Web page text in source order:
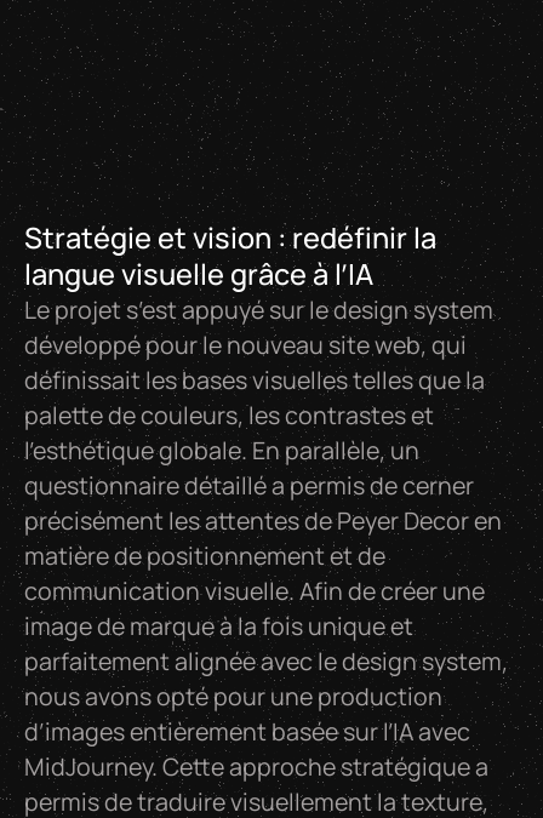
Stratégie et vision : redéfinir la
langue visuelle grâce à l’IA
Le projet s’est appuyé sur le design system
développé pour le nouveau site web, qui
définissait les bases visuelles telles que la
palette de couleurs, les contrastes et
l’esthétique globale. En parallèle, un
questionnaire détaillé a permis de cerner
précisément les attentes de Peyer Decor en
matière de positionnement et de
communication visuelle. Afin de créer une
image de marque à la fois unique et
parfaitement alignée avec le design system,
nous avons opté pour une production
d’images entièrement basée sur l’IA avec
MidJourney. Cette approche stratégique a
permis de traduire visuellement la texture,